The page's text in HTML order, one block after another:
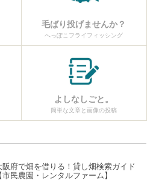
毛ばり投げませんか？
へっぽこフライフィッシング
よしなしごと。
簡単な文章と画像の投稿
阪府で畑を借りる！貸し畑検索ガイド
市民農園・レンタルファーム】